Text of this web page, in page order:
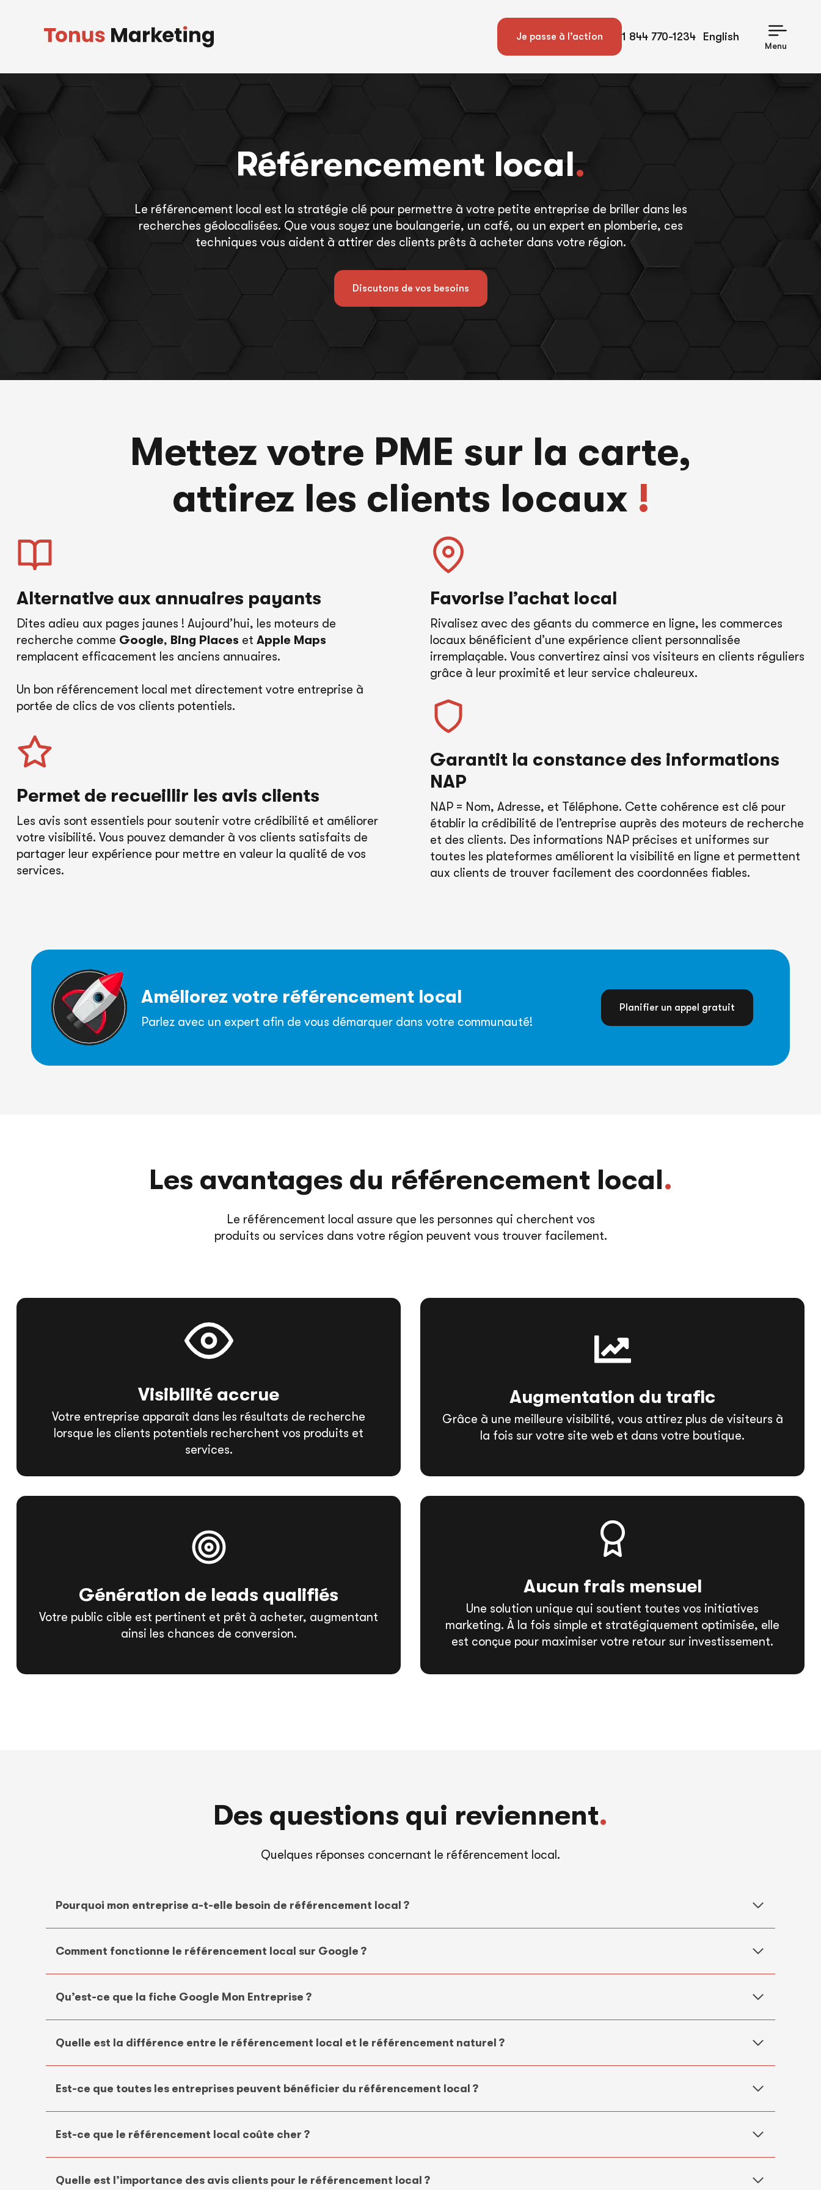
Je passe à l’action 1 844 770-1234 English
Menu
Référencement local.
Le référencement local est la stratégie clé pour permettre à votre petite entreprise de briller dans les
recherches géolocalisées. Que vous soyez une boulangerie, un café, ou un expert en plomberie, ces
techniques vous aident à attirer des clients prêts à acheter dans votre région.
Discutons de vos besoins
Mettez votre PME sur la carte,
attirez les clients locaux !
Alternative aux annuaires payants
Dites adieu aux pages jaunes ! Aujourd’hui, les moteurs de
recherche comme Google, Bing Places et Apple Maps
remplacent efficacement les anciens annuaires.
Un bon référencement local met directement votre entreprise à
portée de clics de vos clients potentiels.
Permet de recueillir les avis clients
Les avis sont essentiels pour soutenir votre crédibilité et améliorer
votre visibilité. Vous pouvez demander à vos clients satisfaits de
partager leur expérience pour mettre en valeur la qualité de vos
services.
Favorise l’achat local
Rivalisez avec des géants du commerce en ligne, les commerces
locaux bénéficient d’une expérience client personnalisée
irremplaçable. Vous convertirez ainsi vos visiteurs en clients réguliers
grâce à leur proximité et leur service chaleureux.
Garantit la constance des informations
NAP
NAP = Nom, Adresse, et Téléphone. Cette cohérence est clé pour
établir la crédibilité de l’entreprise auprès des moteurs de recherche
et des clients. Des informations NAP précises et uniformes sur
toutes les plateformes améliorent la visibilité en ligne et permettent
aux clients de trouver facilement des coordonnées fiables.
Améliorez votre référencement local
Parlez avec un expert afin de vous démarquer dans votre communauté!
Planifier un appel gratuit
Les avantages du référencement local.
Le référencement local assure que les personnes qui cherchent vos
produits ou services dans votre région peuvent vous trouver facilement.
Visibilité accrue
Votre entreprise apparaît dans les résultats de recherche
lorsque les clients potentiels recherchent vos produits et
services.
Augmentation du trafic
Grâce à une meilleure visibilité, vous attirez plus de visiteurs à
la fois sur votre site web et dans votre boutique.
Génération de leads qualifiés
Votre public cible est pertinent et prêt à acheter, augmentant
ainsi les chances de conversion.
Aucun frais mensuel
Une solution unique qui soutient toutes vos initiatives
marketing. À la fois simple et stratégiquement optimisée, elle
est conçue pour maximiser votre retour sur investissement.
Des questions qui reviennent.
Quelques réponses concernant le référencement local.
Pourquoi mon entreprise a-t-elle besoin de référencement local ?
Comment fonctionne le référencement local sur Google ?
Qu’est-ce que la fiche Google Mon Entreprise ?
Quelle est la différence entre le référencement local et le référencement naturel ?
Est-ce que toutes les entreprises peuvent bénéficier du référencement local ?
Est-ce que le référencement local coûte cher ?
Quelle est l’importance des avis clients pour le référencement local ?